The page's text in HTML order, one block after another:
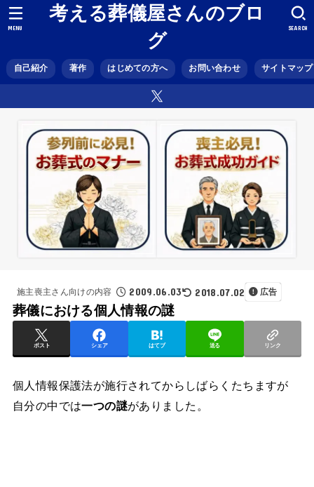
考える葬儀屋さんのブロ
グ
自己紹介 著作 はじめての方へ お問い合わせ サイトマップ
SEARCH
MENU
施主喪主さん向けの内容 2009.06.03 2018.07.02 広告
葬儀における個人情報の謎
ポスト シェア はてブ 送る リンク
個人情報保護法が施行されてからしばらくたちますが
自分の中では一つの謎がありました。